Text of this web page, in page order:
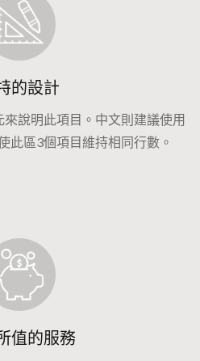
的設計
說明此項目。中文則建議使用
此區3個項目維持相同行數。
值的服務